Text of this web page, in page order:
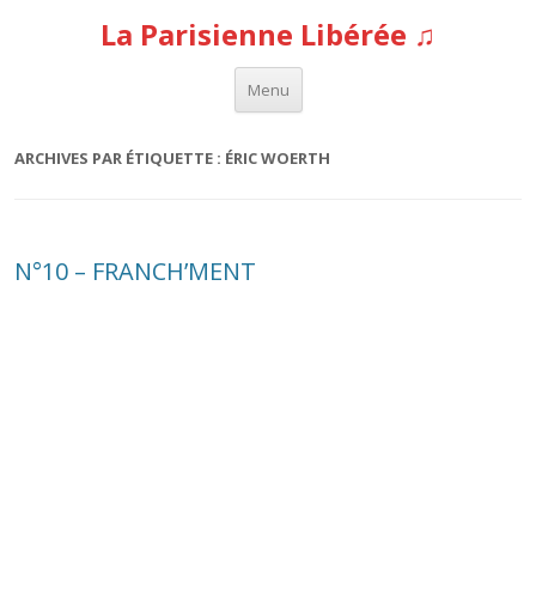
La Parisienne Libérée ♫
Menu
Aller au contenu
ARCHIVES PAR ÉTIQUETTE : ÉRIC WOERTH
N°10 – FRANCH’MENT